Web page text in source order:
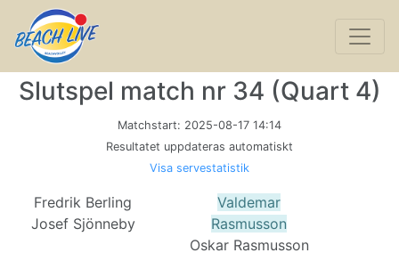
Slutspel match nr 34 (Quart 4)
Matchstart: 2025-08-17 14:14
Resultatet uppdateras automatiskt
Visa servestatistik
Fredrik Berling
Josef Sjönneby
Valdemar
Rasmusson
Oskar Rasmusson